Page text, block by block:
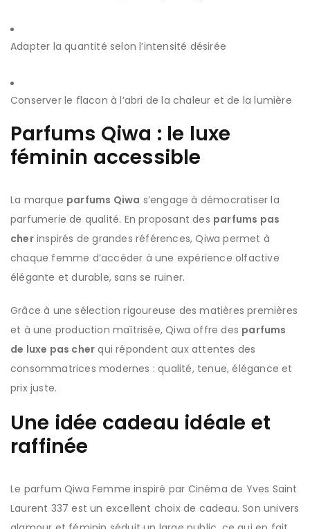
Adapter la quantité selon l’intensité désirée
Conserver le flacon à l’abri de la chaleur et de la lumière
Parfums Qiwa : le luxe
féminin accessible
La marque parfums Qiwa s’engage à démocratiser la
parfumerie de qualité. En proposant des parfums pas
cherinspirés de grandes références, Qiwa permet à
chaque femme d’accéder à une expérience olfactive
élégante et durable, sans se ruiner.
Grâce à une sélection rigoureuse des matières premières
et à une production maîtrisée, Qiwa offre des parfums
de luxe pas cher qui répondent aux attentes des
consommatrices modernes : qualité, tenue, élégance et
prix juste.
Une idée cadeau idéale et
raffinée
Le parfum Qiwa Femme inspiré par Cinéma de Yves Saint
Laurent 337 est un excellent choix de cadeau. Son univers